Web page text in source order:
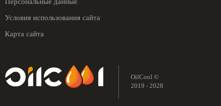
Условия использования сайта
Карта сайта
OilCool ©
2019 - 2028